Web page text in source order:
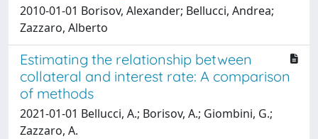
2010-01-01 Borisov, Alexander; Bellucci, Andrea;
Zazzaro, Alberto
Estimating the relationship between
collateral and interest rate: A comparison
of methods
2021-01-01 Bellucci, A.; Borisov, A.; Giombini, G.;
Zazzaro, A.